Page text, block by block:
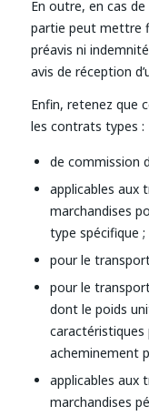
En outre, en cas
partie peut mettre
préavis ni
avis de réception
Enfin, retenez que
les contrats types :
de commission
applicables aux
marchandises
type spécifique ;
pour le
pour le
dont le poids
caractéristiques
acheminement
applicables aux
marchandises